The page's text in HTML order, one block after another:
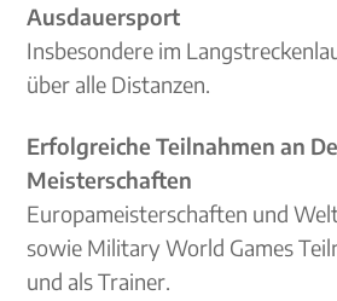
Ausdauersport
Insbesondere im
über alle Distanzen.
Erfolgreiche Teilnahmen an
Meisterschaften
Europameisterschaften und
sowie Military World Games
und als Trainer.